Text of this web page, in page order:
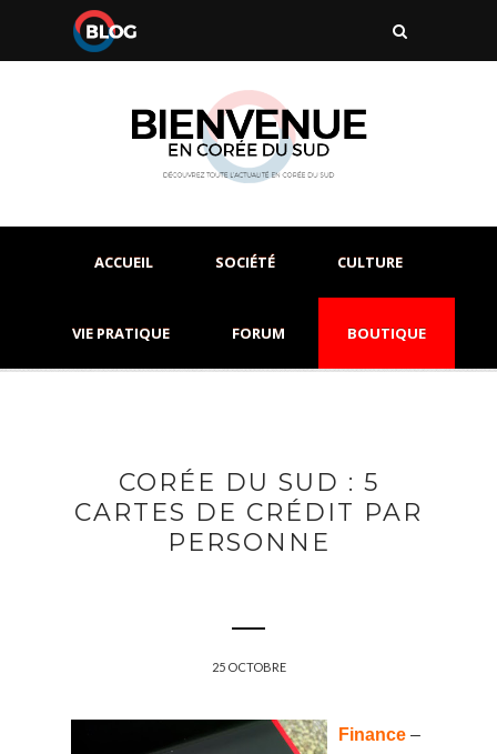
ACCUEIL SOCIÉTÉ CULTURE
VIE PRATIQUE FORUM BOUTIQUE
CORÉE DU SUD : 5
CARTES DE CRÉDIT PAR
PERSONNE
25 OCTOBRE
Finance –